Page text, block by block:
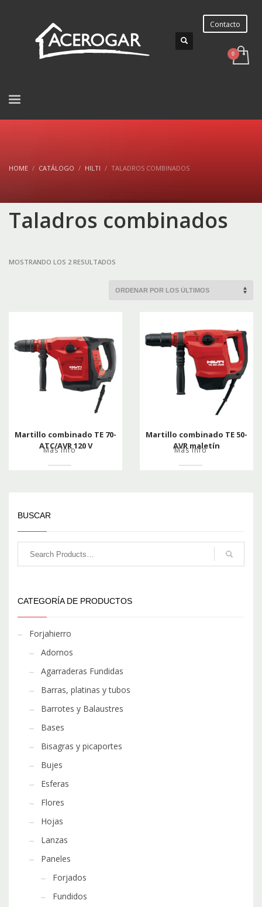
Contacto
HOME CATÁLOGO HILTI TALADROS COMBINADOS
Taladros combinados
MOSTRANDO LOS 2 RESULTADOS
LOS
Martillo combinado TE 70-
ATC/AVR 120 V
Más info
Martillo combinado TE 50-
AVR maletín
Más info
BUSCAR
CATEGORÍA DE PRODUCTOS
Forjahierro
Adornos
Agarraderas Fundidas
Barras, platinas y tubos
Barrotes y Balaustres
Bases
Bisagras y picaportes
Bujes
Esferas
Flores
Hojas
Lanzas
Paneles
Forjados
Fundidos